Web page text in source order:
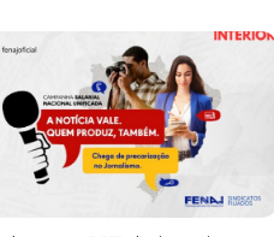
criado por Trump finge
nova CCT de jornais e revistas